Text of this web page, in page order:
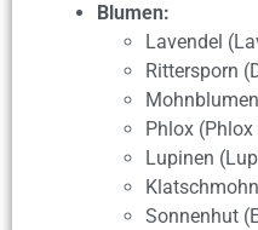
Blumen:
Lavendel
Rittersporn
Phlox (Phlox
Lupinen
Sonnenhut